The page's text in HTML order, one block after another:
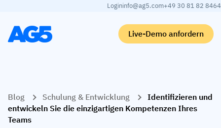
Logininfo@ag5.com+49 30 81 82 8464
Live-Demo anfordern
Qualifikationsmatrix
Kompetenzmatrix
Nach branche
Automobilbranche
Automobilbranche
Adient
Lernen
AG5 Blog-Beiträge
Blog Schulung & Entwicklung
Identifizieren und
entwickeln Sie die einzigartigen Kompetenzen Ihres
Teams